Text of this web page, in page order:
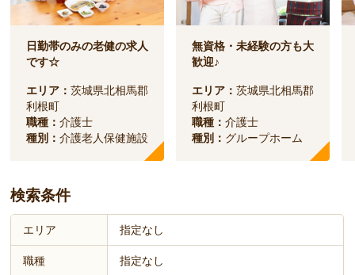
日勤帯のみの老健の求人
です☆
エリア：茨城県北相馬郡
利根町
職種：介護士
種別：介護老人保健施設
無資格・未経験の方も大
歓迎♪
エリア：茨城県北相馬郡
利根町
職種：介護士
種別： グループホーム
検索条件
エリア 指定なし
職種 指定なし